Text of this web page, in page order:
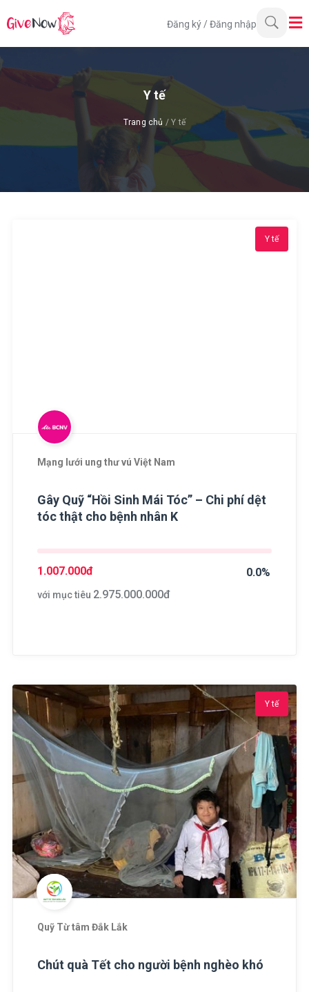
Đăng ký /Đăng nhập
Y tế
Trang chủ / Y tế
Y tế
Mạng lưới ung thư vú Việt Nam
Gây Quỹ “Hồi Sinh Mái Tóc” – Chi phí dệt
tóc thật cho bệnh nhân K
0.0%
1.007.000đ
với mục tiêu 2.975.000.000đ
Y tế
Quỹ Từ tâm Đắk Lắk
Chút quà Tết cho người bệnh nghèo khó